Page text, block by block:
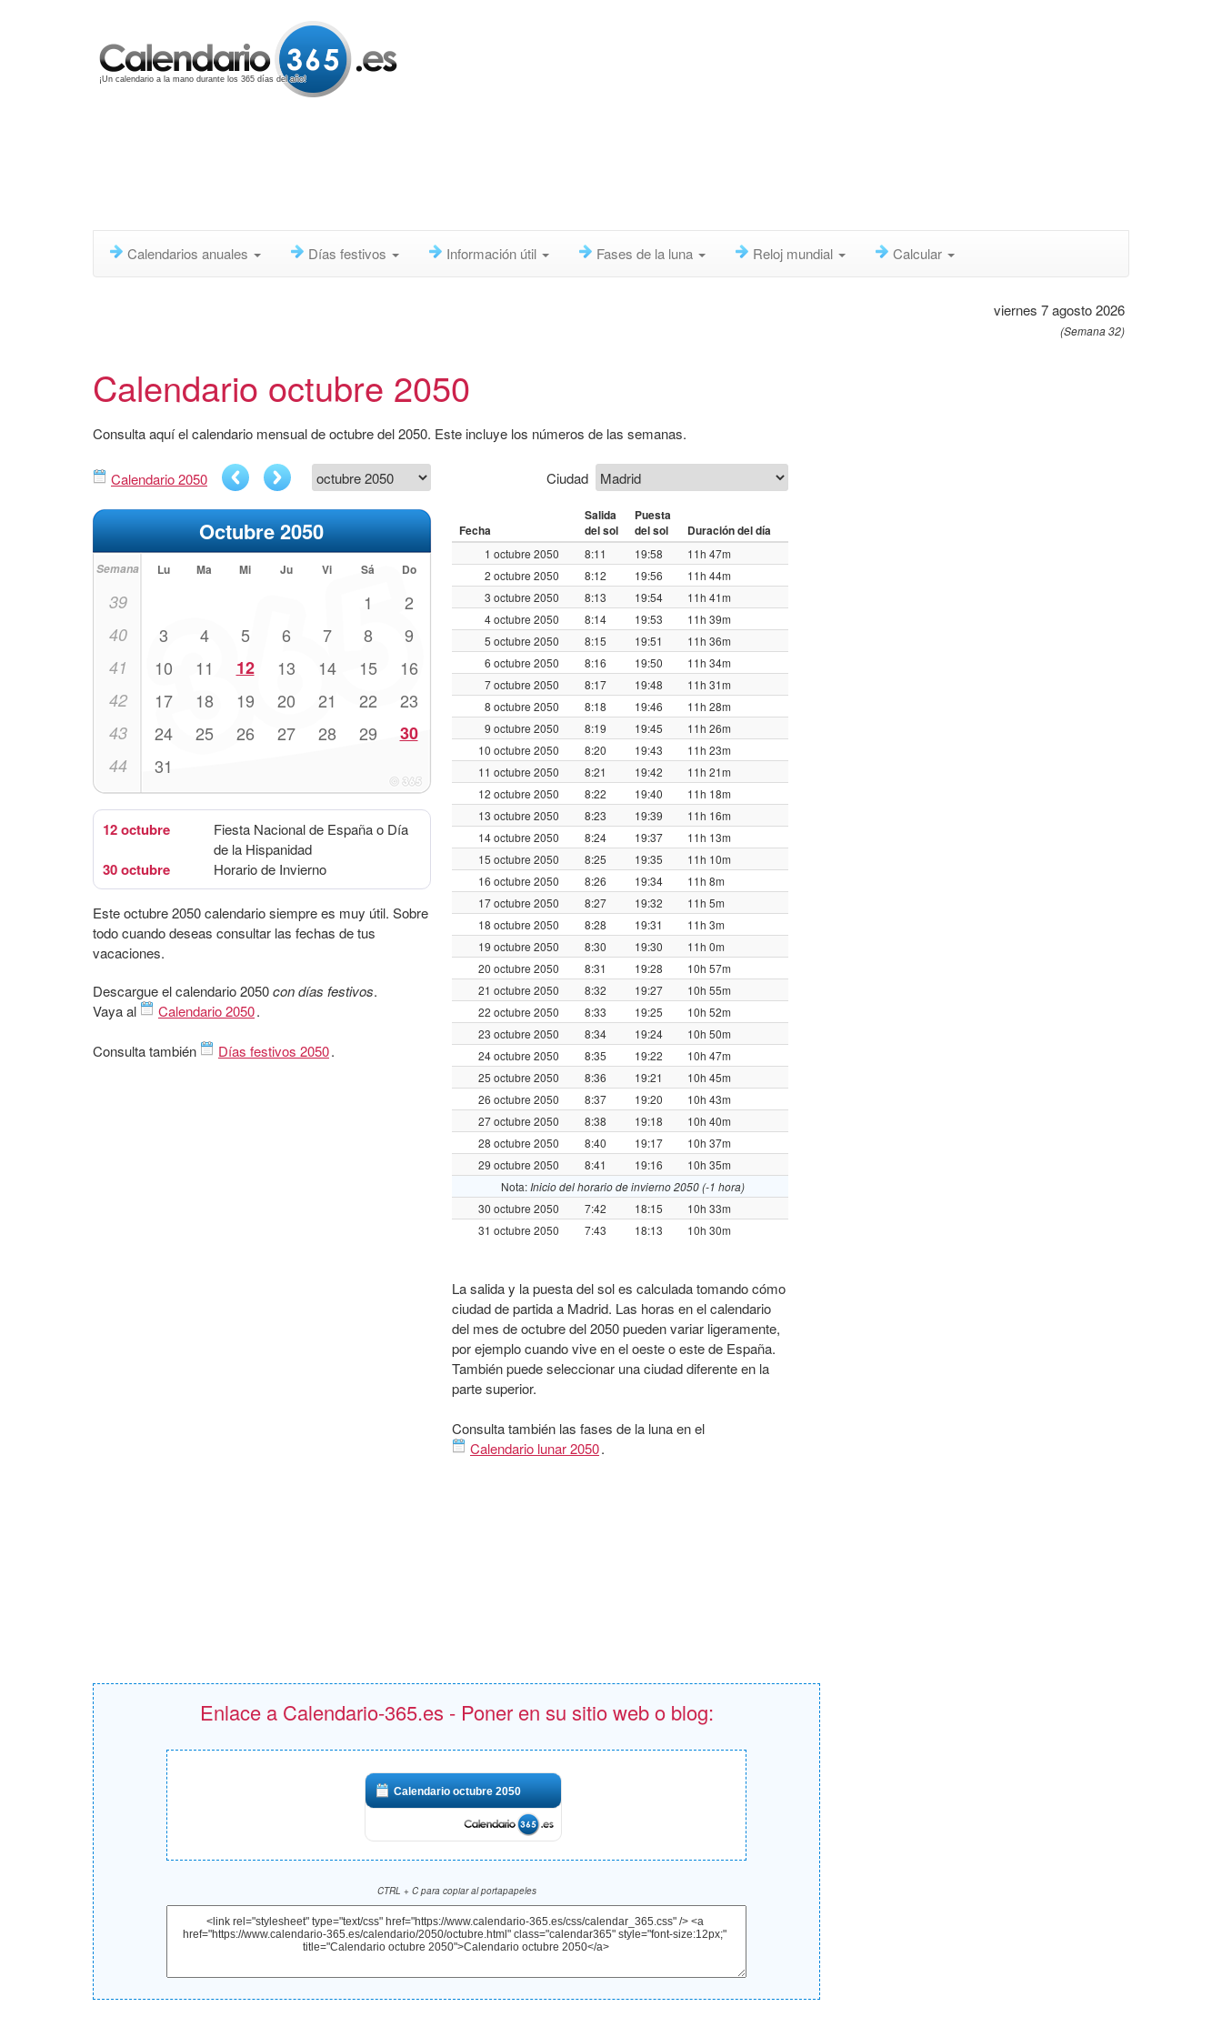
¡Un calendario a la mano durante los 365 días del año!
Calendarios anuales Días festivos Información útil Fases de la luna Reloj mundial Calcular
viernes 7 agosto 2026
(Semana 32)
Calendario octubre 2050
Consulta aquí el calendario mensual de octubre del 2050. Este incluye los números de las semanas.
Calendario 2050
Octubre 2050
Semana Lu Ma Mi Ju Vi Sá Do
39 1 2
40 3 4 5 6 7 8 9
41 10 11 12 13 14 15 16
42 17 18 19 20 21 22 23
43 24 25 26 27 28 29 30
44 31
12 octubre
Fiesta Nacional de España o Día
de la Hispanidad
30 octubre Horario de Invierno
Este octubre 2050 calendario siempre es muy útil. Sobre
todo cuando deseas consultar las fechas de tus
vacaciones.
Descargue el calendario 2050con días festivos.
Vaya al
Calendario 2050.
Consulta también Días festivos 2050.
Ciudad
Fecha
Salida
del sol
Puesta
del sol
Duración del día
1 octubre 2050 8:11 19:58
11h 47m
2 octubre 2050
8:12 19:56
11h 44m
3 octubre 2050
8:13 19:54
11h 41m
4 octubre 2050
8:14 19:53
11h 39m
5 octubre 2050
8:15 19:51
11h 36m
6 octubre 2050
8:16 19:50
11h 34m
7 octubre 2050
8:17 19:48
11h 31m
8 octubre 2050
8:18 19:46
11h 28m
9 octubre 2050
8:19 19:45
11h 26m
10 octubre 2050
8:20 19:43
11h 23m
11 octubre 2050
8:21 19:42
11h 21m
12 octubre 2050
8:22 19:40
11h 18m
13 octubre 2050
8:23 19:39
11h 16m
14 octubre 2050
8:24 19:37
11h 13m
15 octubre 2050
8:25 19:35
11h 10m
16 octubre 2050
8:26 19:34
11h 8m
17 octubre 2050
8:27 19:32
11h 5m
18 octubre 2050
8:28 19:31
11h 3m
19 octubre 2050
8:30 19:30
11h 0m
20 octubre 2050
8:31 19:28
10h 57m
21 octubre 2050
8:32 19:27
10h 55m
22 octubre 2050
8:33 19:25
10h 52m
23 octubre 2050
8:34 19:24
10h 50m
24 octubre 2050
8:35 19:22
10h 47m
25 octubre 2050
8:36 19:21
10h 45m
26 octubre 2050
8:37 19:20
10h 43m
27 octubre 2050
8:38 19:18
10h 40m
28 octubre 2050
8:40 19:17
10h 37m
29 octubre 2050
8:41 19:16
10h 35m
Nota: Inicio del horario de invierno 2050 (-1 hora)
30 octubre 2050
7:42 18:15
10h 33m
31 octubre 2050
7:43 18:13 10h 30m
La salida y la puesta del sol es calculada tomando cómo
ciudad de partida a Madrid. Las horas en el calendario
del mes de octubre del 2050 pueden variar ligeramente,
por ejemplo cuando vive en el oeste o este de España.
También puede seleccionar una ciudad diferente en la
parte superior.
Consulta también las fases de la luna en el
Calendario lunar 2050.
Enlace a Calendario-365.es - Poner en su sitio web o blog:
Calendario octubre 2050
CTRL + C para copiar al portapapeles